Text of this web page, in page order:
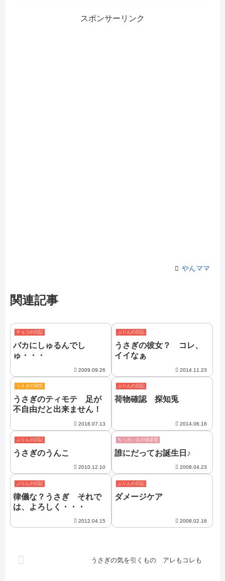
スポンサーリンク
やんママ
関連記事
チョコの日記
バカにしゅるんでし
ゅ・・・
2009.09.26
ぷりんの日記
うさぎの彼女？ コレ、
イイなぁ
2014.11.23
うさぎの病気
うさぎのティモテ 足が
不自由だと出来ません！
2016.07.13
ぷりんの日記
荷物確認 探知兎
2014.06.16
ぷりんの日記
うさぎのうんこ
2010.12.10
ちっさいもの倶楽部
誰にだってお誕生日♪
2008.04.23
ぷりんの日記
律儀な？うさぎ それで
は、よろしく・・・
2012.04.15
ぷりんの日記
ダメージケア
2008.02.16
うさぎの気を引くもの アレもコレも